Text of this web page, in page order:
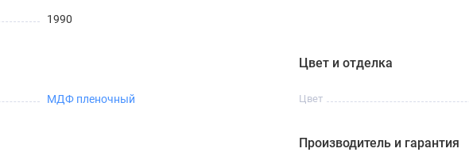
1990
МДФ пленочный
Цвет и отделка
Цвет
Производитель и гарантия